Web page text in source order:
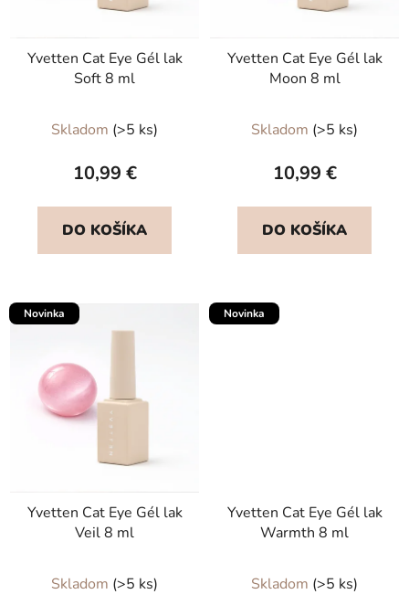
Yvetten Cat Eye Gél lak
Soft 8 ml
Skladom (>5 ks)
10,99 €
DO KOŠÍKA
Yvetten Cat Eye Gél lak
Moon 8 ml
Skladom (>5 ks)
10,99 €
DO KOŠÍKA
Novinka
Yvetten Cat Eye Gél lak
Veil 8 ml
Skladom (>5 ks)
Novinka
Yvetten Cat Eye Gél lak
Warmth 8 ml
Skladom (>5 ks)